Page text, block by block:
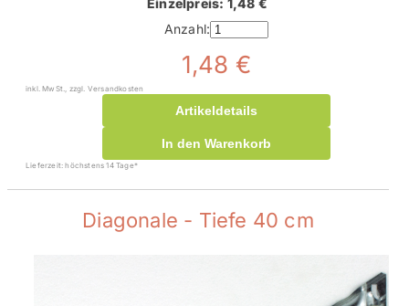
Einzelpreis: 1,48 €
Anzahl:
1,48 €
inkl. MwSt., zzgl. Versandkosten
Artikeldetails
In den Warenkorb
Lieferzeit: höchstens 14 Tage*
Diagonale - Tiefe 40 cm